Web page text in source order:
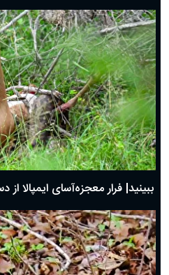
ببینید| فرار معجزه‌آسای ایمپالا